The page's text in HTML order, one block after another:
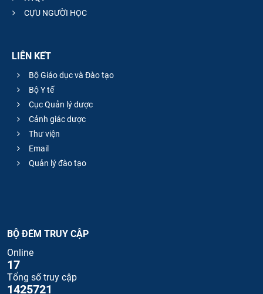
CỰU NGƯỜI HỌC
LIÊN KẾT
Bộ Giáo dục và Đào tạo
Bộ Y tế
Cục Quản lý dược
Cảnh giác dược
Thư viện
Email
Quản lý đào tạo
BỘ ĐẾM TRUY CẬP
Online
17
Tổng số truy cập
1425721